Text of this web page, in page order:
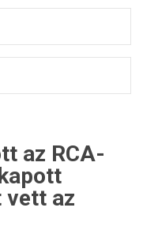
az RCA-
vett az